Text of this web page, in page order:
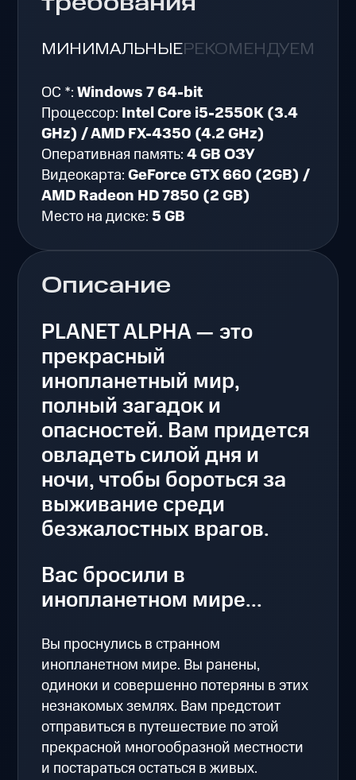
Описание
PLANET ALPHA — это
прекрасный
инопланетный мир,
полный загадок и
опасностей. Вам придется
овладеть силой дня и
ночи, чтобы бороться за
выживание среди
безжалостных врагов.
Вас бросили в
инопланетном мире...
Вы проснулись в странном
инопланетном мире. Вы ранены,
одиноки и совершенно потеряны в этих
незнакомых землях. Вам предстоит
отправиться в путешествие по этой
прекрасной многообразной местности
и постараться остаться в живых.
МИНИМАЛЬНЫЕРЕКОМЕНДУЕМЫЕ
ОС *:Windows 7 64-bit
Процессор: Intel Core i5-2550K (3.4
GHz) / AMD FX-4350 (4.2 GHz)
Оперативная память:4 GB ОЗУ
Видеокарта:GeForce GTX 660 (2GB) /
AMD Radeon HD 7850 (2 GB)
Место на диске:5 GB